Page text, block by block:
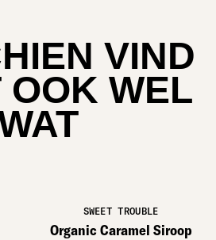
VIND
OOK WEL
SWEET TROUBLE
Organic Caramel Siroop